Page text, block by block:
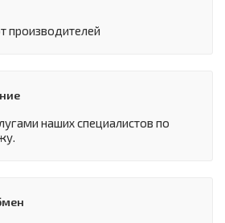
производителей
наших специалистов по